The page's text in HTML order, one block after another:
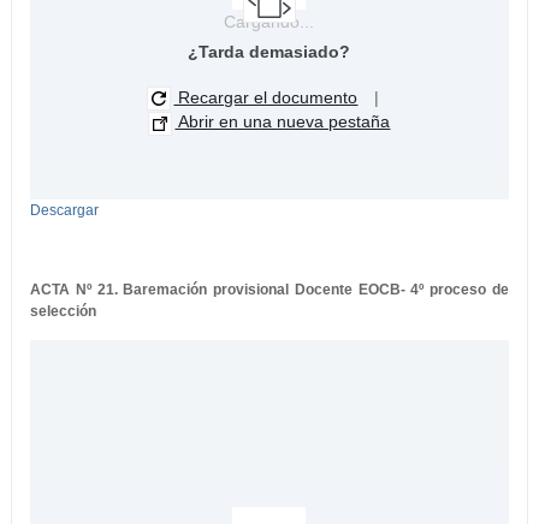
Cargando...
¿Tarda demasiado?
Recargar el documento
|
Abrir en una nueva pestaña
Descargar
ACTA Nº 21. Baremación provisional Docente EOCB- 4º proceso de
selección